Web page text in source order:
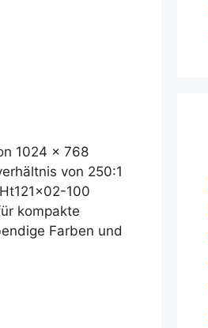
1024 x 768
von 250:1
100
kompakte
Farben und